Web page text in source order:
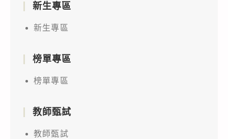
新生專區
新生專區
榜單專區
榜單專區
教師甄試
教師甄試